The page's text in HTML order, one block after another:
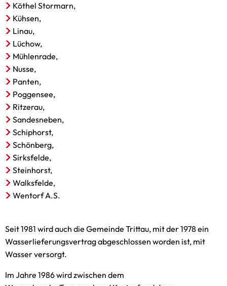
Köthel Stormarn,
Kühsen,
Linau,
Lüchow,
Mühlenrade,
Nusse,
Panten,
Poggensee,
Ritzerau,
Sandesneben,
Schiphorst,
Schönberg,
Sirksfelde,
Steinhorst,
Walksfelde,
Wentorf A.S.
Seit 1981 wird auch die Gemeinde Trittau, mit der 1978 ein
Wasserlieferungsvertrag abgeschlossen worden ist, mit
Wasser versorgt.
Im Jahre 1986 wird zwischen dem